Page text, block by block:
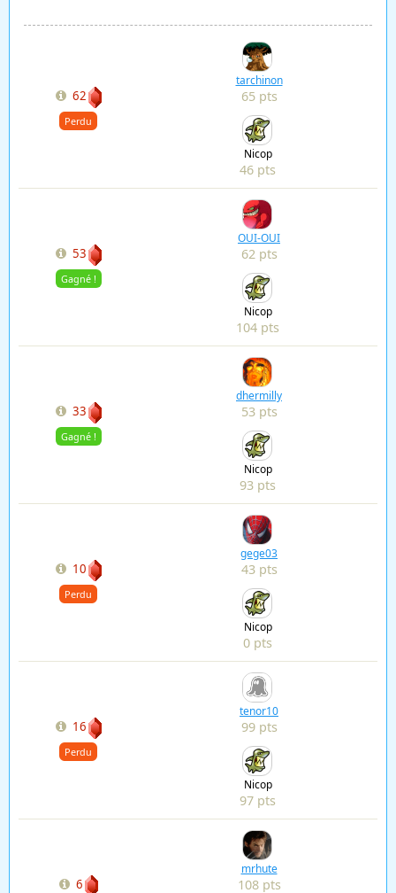
62
Perdu
tarchinon
65 pts
Nicop
46 pts
53
Gagné !
OUI-OUI
62 pts
Nicop
104 pts
33
Gagné !
dhermilly
53 pts
Nicop
93 pts
10
Perdu
gege03
43 pts
Nicop
0 pts
16
Perdu
tenor10
99 pts
Nicop
97 pts
6
mrhute
108 pts